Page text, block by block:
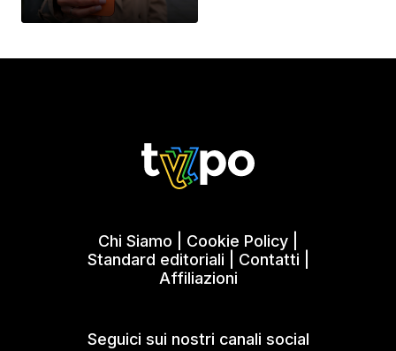
Chi Siamo Cookie Policy
Standard editoriali
Contatti
Affiliazioni
Seguici sui nostri canali social